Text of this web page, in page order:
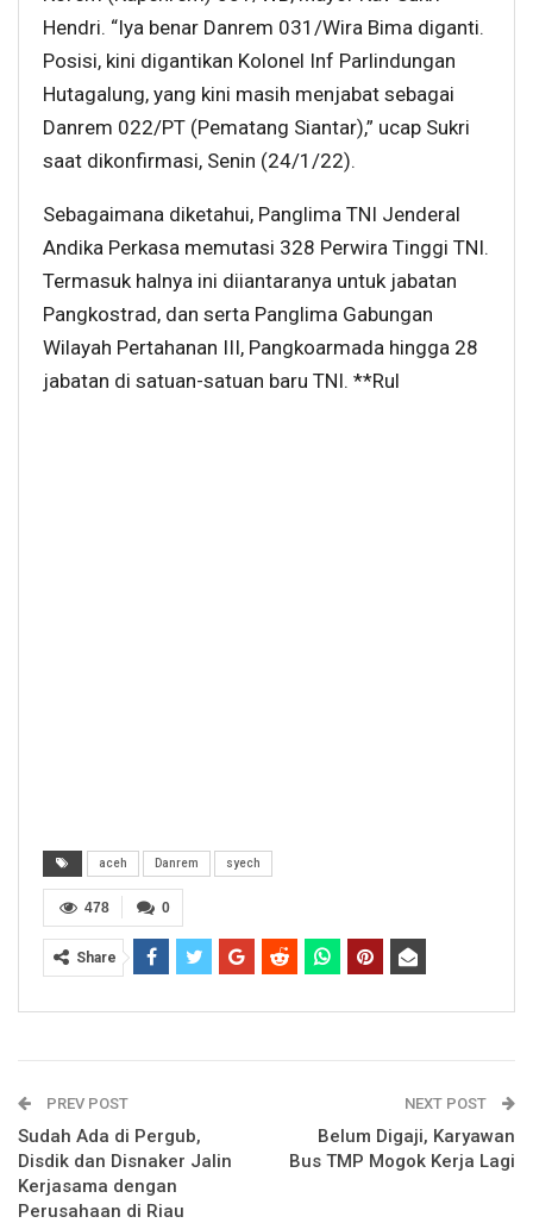
Hendri. “Iya benar Danrem 031/Wira Bima diganti.
Posisi, kini digantikan Kolonel Inf Parlindungan
Hutagalung, yang kini masih menjabat sebagai
Danrem 022/PT (Pematang Siantar),” ucap Sukri
saat dikonfirmasi, Senin (24/1/22).
Sebagaimana diketahui, Panglima TNI Jenderal
Andika Perkasa memutasi 328 Perwira Tinggi TNI.
Termasuk halnya ini diiantaranya untuk jabatan
Pangkostrad, dan serta Panglima Gabungan
Wilayah Pertahanan III, Pangkoarmada hingga 28
jabatan di satuan-satuan baru TNI. **Rul
aceh Danrem syech
0
478
Share
PREV POST
Sudah Ada di Pergub,
Disdik dan Disnaker Jalin
Kerjasama dengan
Perusahaan di Riau
NEXT POST
Belum Digaji, Karyawan
Bus TMP Mogok Kerja Lagi